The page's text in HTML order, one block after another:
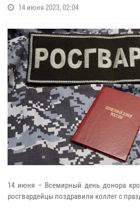
14 июня 2023, 02:04
14 июня – Всемирный день донора
росгвардейцы поздравили коллег с